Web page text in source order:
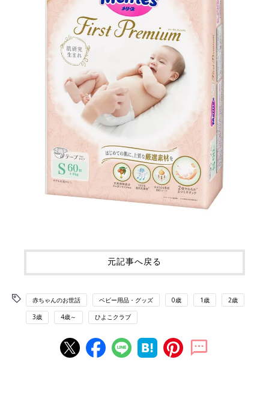
元記事へ戻る
赤ちゃんのお世話 ベビー用品・グッズ 0歳 1歳 2歳
3歳 4歳～ ひよこクラブ